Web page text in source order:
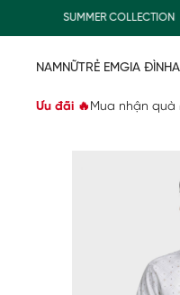
SUMMER COLLECTION
NAMNỮTRẺ EMGIA ĐÌNH
Ưu đãi 🔥 Mua nhận quà